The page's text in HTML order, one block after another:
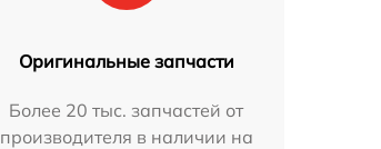
Оригинальные запчасти
Более 20 тыс. запчастей от
производителя в наличии на